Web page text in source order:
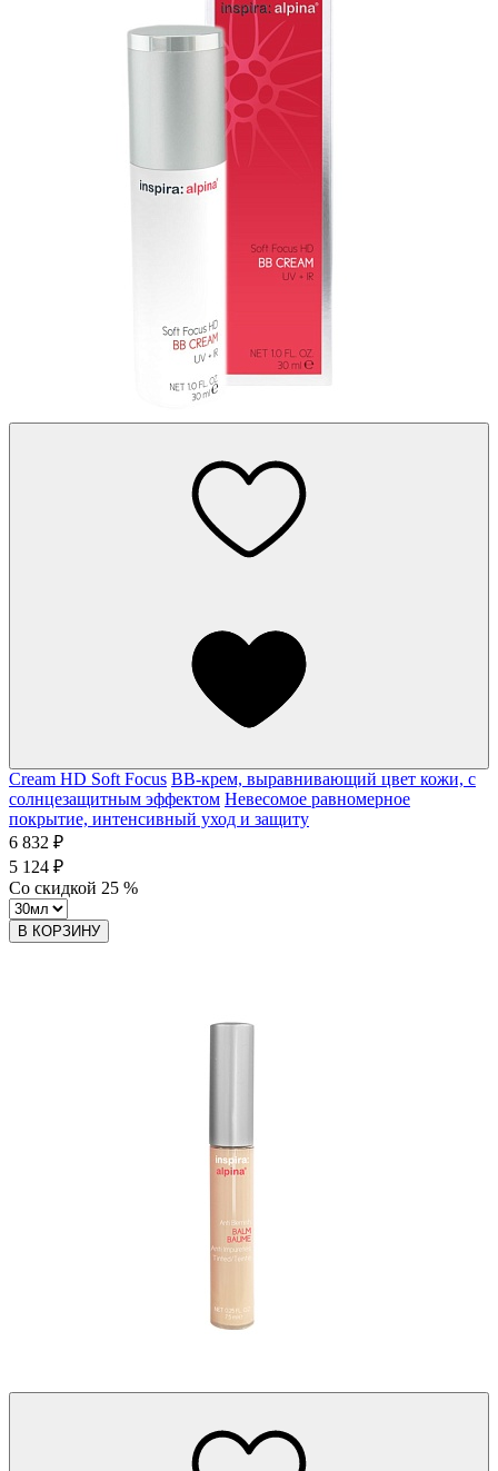
Cream HD Soft Focus ВВ-крем, выравнивающий цвет кожи, с
солнцезащитным эффектом Невесомое равномерное
покрытие, интенсивный уход и защиту
6 832 ₽
5 124 ₽
Со скидкой 25 %
В КОРЗИНУ